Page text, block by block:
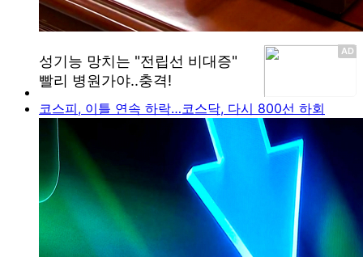
코스피, 이틀 연속 하락…코스닥, 다시 800선 하회